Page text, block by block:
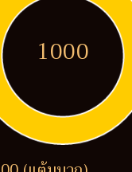
1000